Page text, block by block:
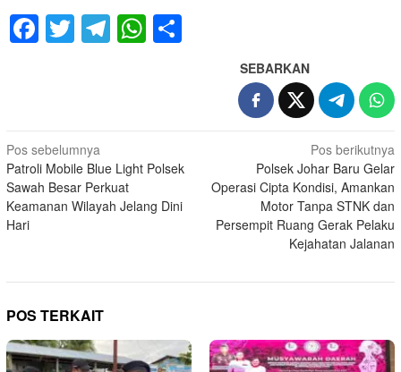
Facebook
TwitterTelegram
WhatsApp
SEBARKAN
Navigasi
pos
Pos sebelumnya
Patroli Mobile Blue Light Polsek
Sawah Besar Perkuat
Keamanan Wilayah Jelang Dini
Hari
Pos berikutnya
Polsek Johar Baru Gelar
Operasi Cipta Kondisi, Amankan
Motor Tanpa STNK dan
Persempit Ruang Gerak Pelaku
Kejahatan Jalanan
POS TERKAIT